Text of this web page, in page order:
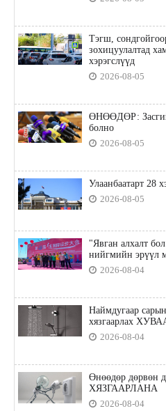
Тэгш,
зохицуулалтад
хэрэгслүүд
2026-08-05
ӨНӨӨДӨР:
болно
2026-08-05
Улаанбаатарт 28
2026-08-05
"Явган алхалт
нийгмийн эрүүл
2026-08-04
Наймдугаар
хязгаарлах
2026-08-04
Өнөөдөр дөрвөн
ХЯЗГААРЛАНА
2026-08-04